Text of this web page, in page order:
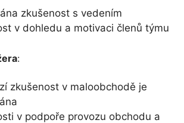
zkušenost s vedením
v dohledu a motivaci členů týmu
:
zkušenost v maloobchodě je
v podpoře provozu obchodu a